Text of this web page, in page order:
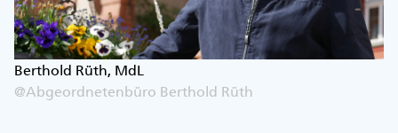
Berthold Rüth, MdL
@Abgeordnetenbüro Berthold Rüth